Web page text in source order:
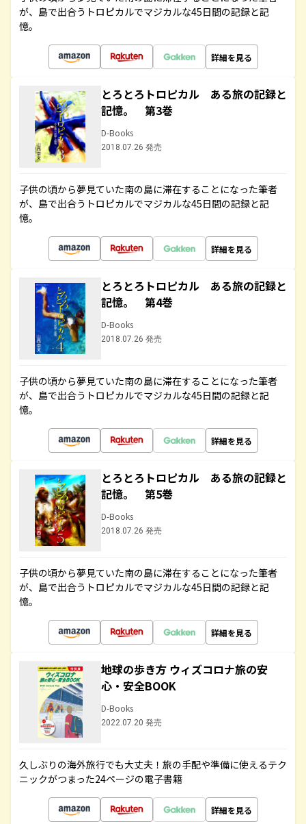
が、島で出合うトロピカルでマジカルな45日間の記録と記
憶。
詳細を見る
とろとろトロピカル ある旅の記録と
記憶。 第3巻
D-Books
2018.07.26 発売
子供の頃から夢見ていた南の島に滞在することになった筆者
が、島で出合うトロピカルでマジカルな45日間の記録と記
憶。
詳細を見る
とろとろトロピカル ある旅の記録と
記憶。 第4巻
D-Books
2018.07.26 発売
子供の頃から夢見ていた南の島に滞在することになった筆者
が、島で出合うトロピカルでマジカルな45日間の記録と記
憶。
詳細を見る
とろとろトロピカル ある旅の記録と
記憶。 第5巻
D-Books
2018.07.26 発売
子供の頃から夢見ていた南の島に滞在することになった筆者
が、島で出合うトロピカルでマジカルな45日間の記録と記
憶。
詳細を見る
地球の歩き方 ウィズコロナ旅の安
心・安全BOOK
D-Books
2022.07.20 発売
久しぶりの海外旅行でも大丈夫！旅の手配や準備に使えるテク
ニックがつまった24ページの電子書籍
詳細を見る